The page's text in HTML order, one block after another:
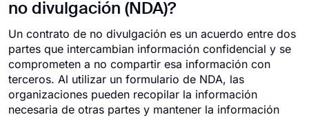
no divulgación (NDA)?
Un contrato de no divulgación es un acuerdo entre dos
partes que intercambian información confidencial y se
comprometen a no compartir esa información con
terceros. Al utilizar un formulario de NDA, las
organizaciones pueden recopilar la información
necesaria de otras partes y mantener la información